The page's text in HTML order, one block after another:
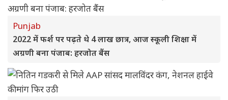
Punjab
2022 में फर्श पर पढ़ते थे 4 लाख छात्र, आज स्कूली शिक्षा में
अग्रणी बना पंजाब: हरजोत बैंस